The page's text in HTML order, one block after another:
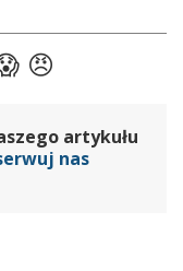
artykułu
nas